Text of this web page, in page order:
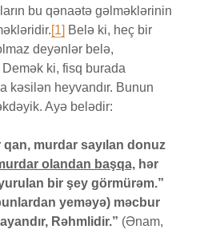
bu qənaətə gəlməklərinin
[1] Belə ki, heç bir
deyənlər belə,
ki, fisq burada
kəsilən heyvandır. Bunun
Ayə belədir:
murdar sayılan donuz
olandan başqa, hər
bir şey görmürəm.”
yeməyə) məcbur
Rəhmlidir.” (Ənam,
faiz
2026